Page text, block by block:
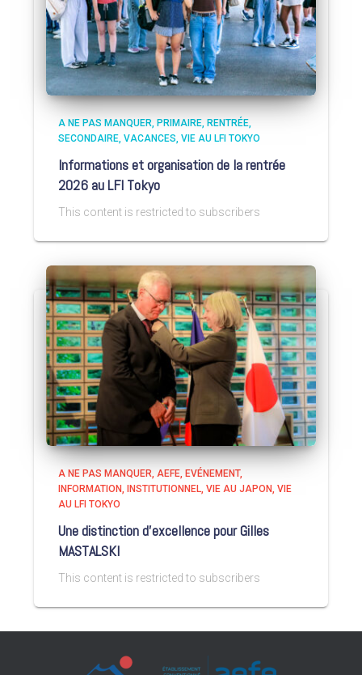
A NE PAS MANQUER PRIMAIRE RENTRÉE
SECONDAIRE VACANCES VIE AU LFI TOKYO
Informations et organisation de la rentrée
2026 au LFI Tokyo
This content is restricted to subscribers
A NE PAS MANQUER AEFE EVÉNEMENT
INFORMATION
INSTITUTIONNEL VIE AU JAPON VIE
AU LFI TOKYO
Une distinction d’excellence pour Gilles
MASTALSKI
This content is restricted to subscribers